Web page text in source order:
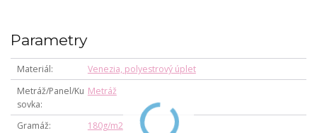
Parametry
Materiál
Venezia, polyestrový úplet
Metráž/Panel/Ku
sovka
Metráž
Gramáž
180g/m2